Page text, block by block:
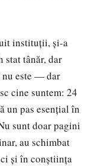
instituții, și-a
stat tânăr, dar
nu este — dar
cine suntem: 24
un pas esențial în
sunt doar pagini
au schimbat
și în conștiința